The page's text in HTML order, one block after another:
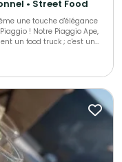
• Street Food
une touche d'élégance
Ape,
un food truck ; c'est un
unique et
jour J. Offrez à
en moments de
en Île-de-France.
gastronomiques et
Si vous le
complet.